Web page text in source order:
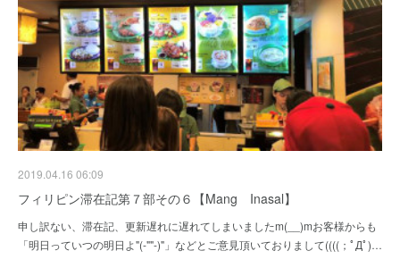
2019.04.16 06:09
フィリピン滞在記第７部その６【Mang Inasal】
申し訳ない、滞在記、更新遅れに遅れてしまいましたm(__)mお客様からも
「明日っていつの明日よ"(-""-)"」などとご意見頂いておりまして((((；ﾟДﾟ)…